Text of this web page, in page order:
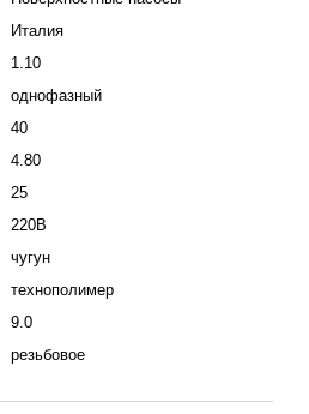
Италия
1.10
однофазный
40
4.80
25
220В
чугун
технополимер
9.0
резьбовое